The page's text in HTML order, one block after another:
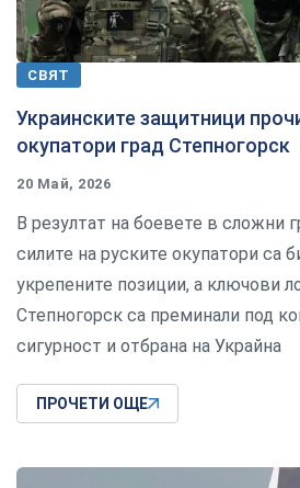
СВЯТ
Украинските защитници
окупатори град Степногорск
20 Май, 2026
В резултат на боевете в сложни
силите на руските окупатори са
укрепените позиции, а ключови
Степногорск са преминали под
сигурност и отбрана на Украйна
ПРОЧЕТИ ОЩЕ